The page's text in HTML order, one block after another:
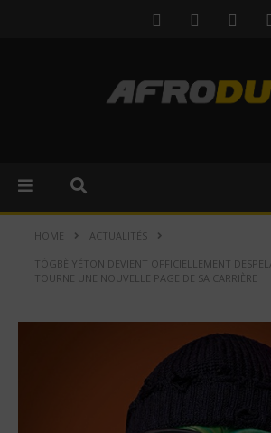
HOME ACTUALITÉS
TÔGBÈ YÉTON DEVIENT OFFICIELLEMENT
TOURNE UNE NOUVELLE PAGE DE SA CARRIÈRE